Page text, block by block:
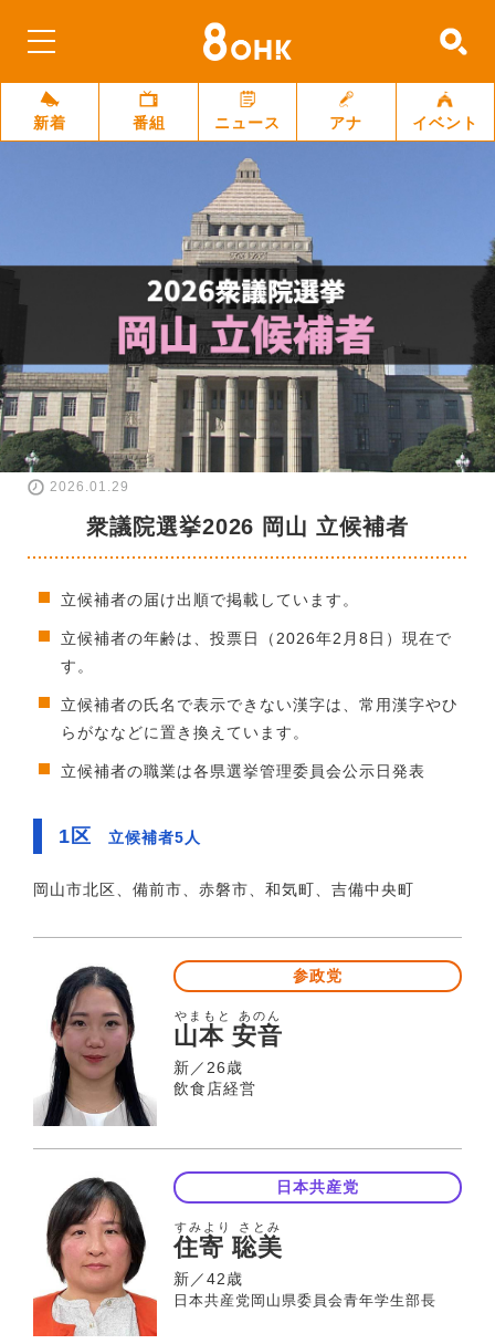
新着 番組 ニュース アナ イベント
2026.01.29
衆議院選挙2026 岡山 立候補者
立候補者の届け出順で掲載しています。
立候補者の年齢は、投票日（2026年2月8日）現在で
す。
立候補者の氏名で表示できない漢字は、常用漢字やひ
らがななどに置き換えています。
立候補者の職業は各県選挙管理委員会公示日発表
1区 立候補者5人
岡山市北区、備前市、赤磐市、和気町、吉備中央町
参政党
山本 安音
やまもと あのん
新／26歳
飲食店経営
日本共産党
住寄 聡美
すみより さとみ
新／42歳
日本共産党岡山県委員会青年学生部長